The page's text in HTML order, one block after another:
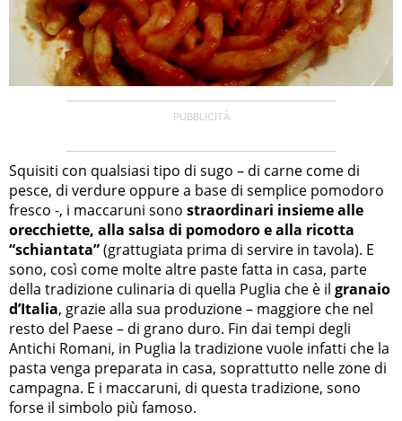
Squisiti con qualsiasi tipo di sugo – di carne come di
pesce, di verdure oppure a base di semplice pomodoro
fresco -, i maccaruni sono straordinari insieme alle
orecchiette, alla salsa di pomodoro e alla ricotta
“schiantata”(grattugiata prima di servire in tavola). E
sono, così come molte altre paste fatta in casa, parte
della tradizione culinaria di quella Puglia che è il granaio
d’Italia, grazie alla sua produzione – maggiore che nel
resto del Paese – di grano duro. Fin dai tempi degli
Antichi Romani, in Puglia la tradizione vuole infatti che la
pasta venga preparata in casa, soprattutto nelle zone di
campagna. E i maccaruni, di questa tradizione, sono
forse il simbolo più famoso.